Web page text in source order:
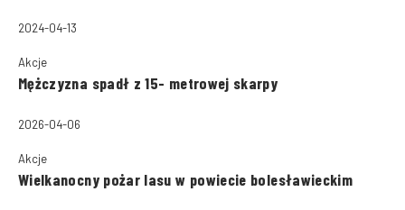
2024-04-13
Akcje
Mężczyzna spadł z 15- metrowej skarpy
2026-04-06
Akcje
Wielkanocny pożar lasu w powiecie bolesławieckim